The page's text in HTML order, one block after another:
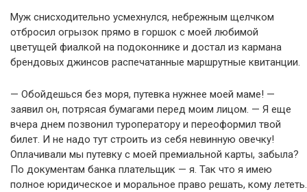
Муж снисходительно усмехнулся, небрежным щелчком
отбросил огрызок прямо в горшок с моей любимой
цветущей фиалкой на подоконнике и достал из кармана
брендовых джинсов распечатанные маршрутные квитанции.
— Обойдешься без моря, путевка нужнее моей маме! —
заявил он, потрясая бумагами перед моим лицом. — Я еще
вчера днем позвонил туроператору и переоформил твой
билет. И не надо тут строить из себя невинную овечку!
Оплачивали мы путевку с моей премиальной карты, забыла?
По документам банка плательщик — я. Так что я имею
полное юридическое и моральное право решать, кому лететь.